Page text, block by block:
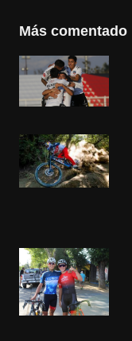
Más comentado